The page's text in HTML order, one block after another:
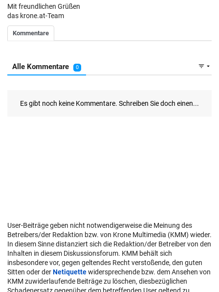
Mit freundlichen Grüßen
das krone.at-Team
User-Beiträge geben nicht notwendigerweise die Meinung des
Betreibers/der Redaktion bzw. von Krone Multimedia (KMM) wieder.
In diesem Sinne distanziert sich die Redaktion/der Betreiber von den
Inhalten in diesem Diskussionsforum. KMM behält sich
insbesondere vor, gegen geltendes Recht verstoßende, den guten
Sitten oder derNetiquettewidersprechende bzw. dem Ansehen von
KMM zuwiderlaufende Beiträge zu löschen, diesbezüglichen